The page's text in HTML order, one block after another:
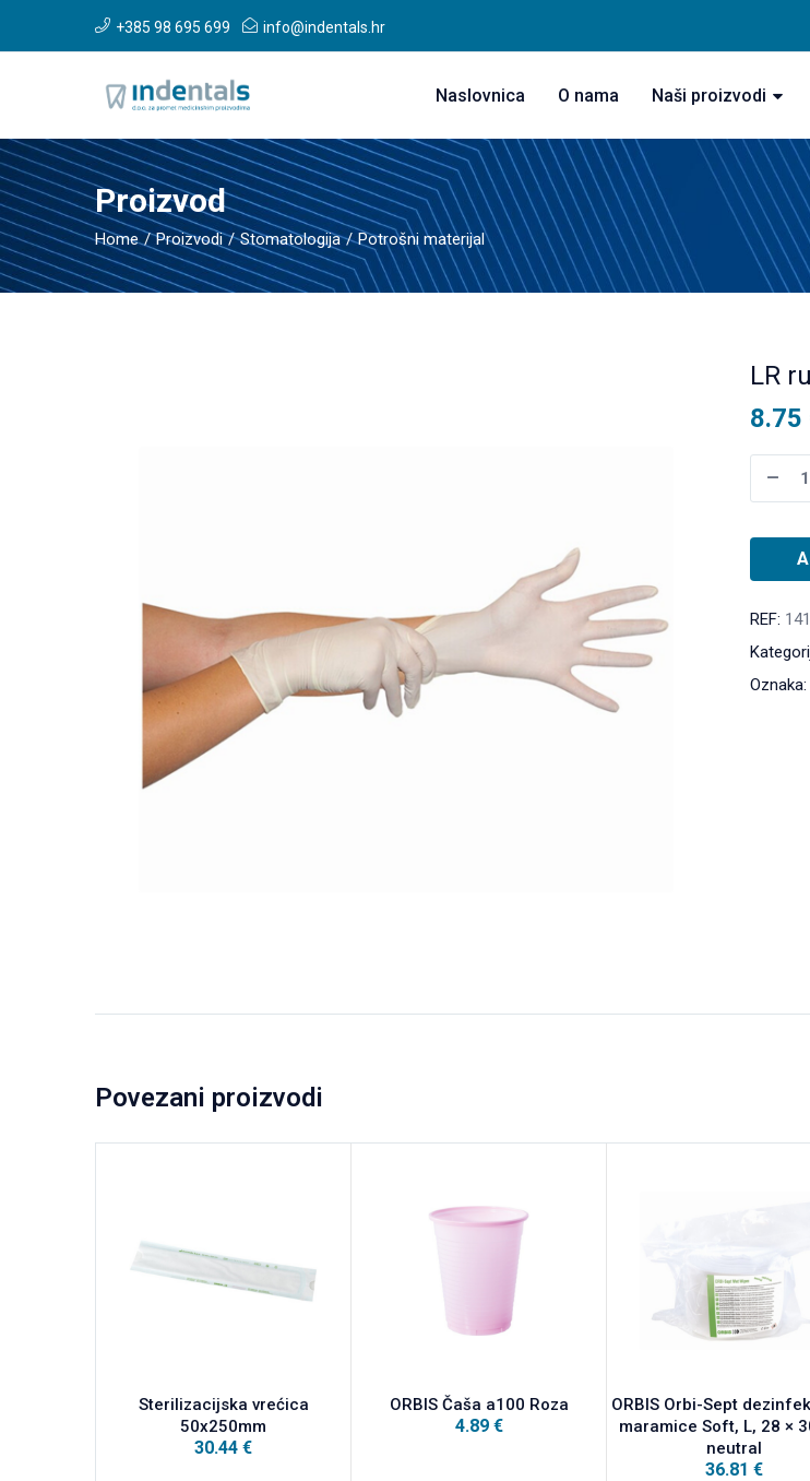
+385 98 695 699 info@indentals.hr
Naslovnica O nama Naši proizvodi
Proizvod
Home Proizvodi Stomatologija Potrošni materijal
LR
8.75
REF:
Oznaka:
Povezani proizvodi
Sterilizacijska vrećica
50x250mm
30.44 €
ORBIS Čaša a100 Roza
4.89 €
ORBIS Orbi-Sept
maramice Soft, L, 28 ×
neutral
36.81 €